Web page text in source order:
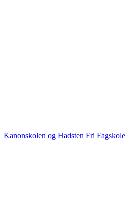
Kanonskolen og Hadsten Fri Fagskole